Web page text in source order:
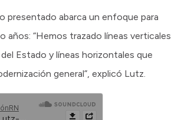
presentado abarca un enfoque para
años: “Hemos trazado líneas verticales
Estado y líneas horizontales que
general”, explicó Lutz.